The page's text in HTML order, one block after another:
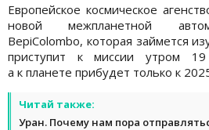
Европейское космическое
новой межпланетной
BepiColombo, которая займется
приступит к миссии утром
а к планете прибудет только к
Читай также:
Уран. Почему нам пора